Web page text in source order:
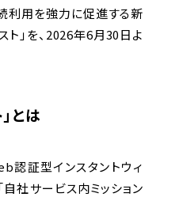
利用を強力に促進する新
ト」を、2026年6月30日よ
とは
認証型インスタントウィ
社サービス内ミッション